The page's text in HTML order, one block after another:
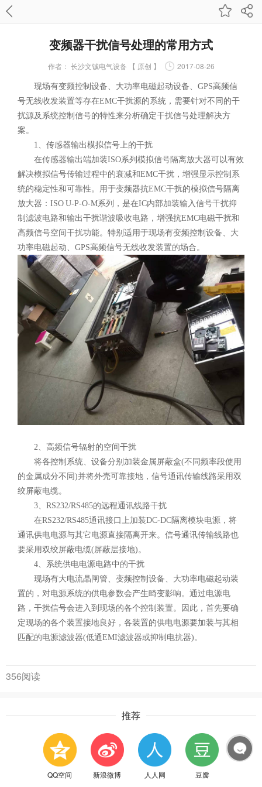
变频器干扰信号处理的常用方式
作者： 长沙文铖电气设备 【 原创 】 2017-08-26
现场有变频控制设备、大功率电磁起动设备、GPS高频信
号无线收发装置等存在EMC干扰源的系统，需要针对不同的干
扰源及系统控制信号的特性来分析确定干扰信号处理解决方
案。
1、传感器输出模拟信号上的干扰
在传感器输出端加装ISO系列模拟信号隔离放大器可以有效
解决模拟信号传输过程中的衰减和EMC干扰，增强显示控制系
统的稳定性和可靠性。用于变频器抗EMC干扰的模拟信号隔离
放大器：ISO U-P-O-M系列，是在IC内部加装输入信号干扰抑
制滤波电路和输出干扰谐波吸收电路，增强抗EMC电磁干扰和
高频信号空间干扰功能。特别适用于现场有变频控制设备、大
功率电磁起动、GPS高频信号无线收发装置的场合。
2、高频信号辐射的空间干扰
将各控制系统、设备分别加装金属屏蔽盒(不同频率段使用
的金属成分不同)并将外壳可靠接地，信号通讯传输线路采用双
绞屏蔽电缆。
3、RS232/RS485的远程通讯线路干扰
在RS232/RS485通讯接口上加装DC-DC隔离模块电源，将
通讯供电电源与其它电源直接隔离开来。信号通讯传输线路也
要采用双绞屏蔽电缆(屏蔽层接地)。
4、系统供电电源电路中的干扰
现场有大电流晶闸管、变频控制设备、大功率电磁起动装
置的，对电源系统的供电参数会产生畸变影响。通过电源电
路，干扰信号会进入到现场的各个控制装置。因此，首先要确
定现场的各个装置接地良好，各装置的供电电源要加装与其相
匹配的电源滤波器(低通EMI滤波器或抑制电抗器)。
356阅读
推荐
QQ空间 新浪微博 人人网 豆瓣